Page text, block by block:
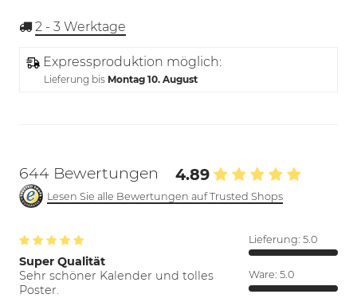
2 - 3 Werktage
Expressproduktion möglich:
Lieferung bis Montag 10. August
644 Bewertungen 4.89
Lesen Sie alle Bewertungen auf Trusted Shops
Super Qualität
Sehr schöner Kalender und tolles
Poster.
Lieferung: 5.0
Ware: 5.0